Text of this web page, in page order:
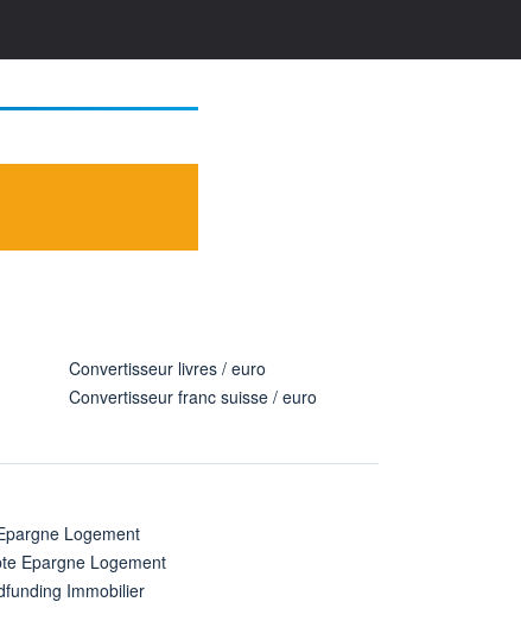
Convertisseur livres / euro
Convertisseur franc suisse / euro
Logement
Epargne Logement
Immobilier